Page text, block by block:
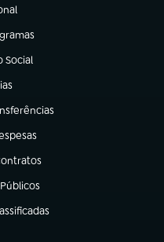
aba)
aba)
Social
aba)
nova aba)
aba)
aba)
aba)